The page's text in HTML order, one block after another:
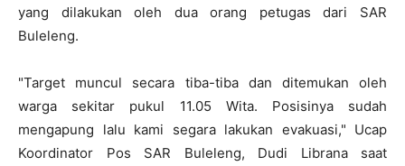
yang dilakukan oleh dua orang petugas dari SAR
Buleleng.
"Target muncul secara tiba-tiba dan ditemukan oleh
warga sekitar pukul 11.05 Wita. Posisinya sudah
mengapung lalu kami segara lakukan evakuasi," Ucap
Koordinator Pos SAR Buleleng, Dudi Librana saat